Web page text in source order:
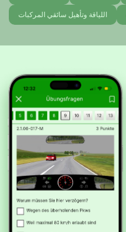
اللياقة وتأهيل سائقي المركبات